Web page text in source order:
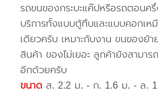
รถขนของกระบะแค๊ปหรือรถตอนค
บริการทั้งแบบตู้ทึบและแบบคอกเห
เดียวครับ เหมาะกับงาน ขนของ
สินค้า ของไม่เยอะ ลูกค้ายังสามา
อีกด้วยครับ
ขนาด ส. 2.2 ม. - ก. 1.6 ม. - ล.